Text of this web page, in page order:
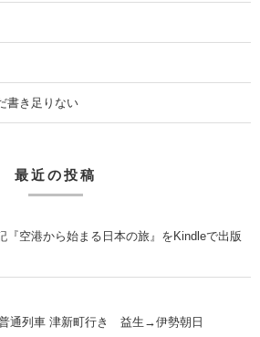
書き足りない
最近の投稿
『空港から始まる日本の旅』をKindleで出版
普通列車 津新町行き 益生→伊勢朝日